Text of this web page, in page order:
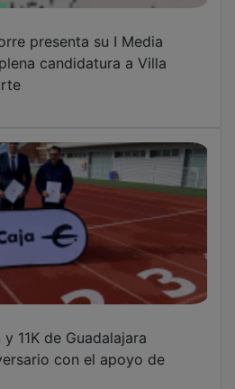
candidatura a Villa
con el apoyo de